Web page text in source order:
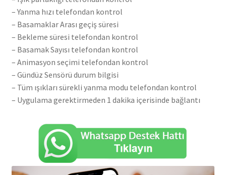
– Yanma hızı telefondan kontrol
– Basamaklar Arası geçiş süresi
– Bekleme süresi telefondan kontrol
– Basamak Sayısı telefondan kontrol
– Animasyon seçimi telefondan kontrol
– Gündüz Sensörü durum bilgisi
– Tüm ışıkları sürekli yanma modu telefondan kontrol
– Uygulama gerektirmeden 1 dakika içerisinde bağlantı